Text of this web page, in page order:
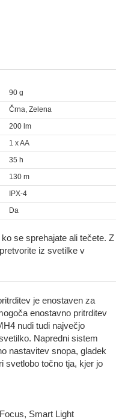
90 g
Črna, Zelena
200 lm
1 x AA
35 h
130 m
IPX-4
Da
se sprehajate ali tečete. Z
iz svetilke v
je enostaven za
enostavno pritrditev
nudi tudi največjo
Napredni sistem
nastavitev snopa, gladek
svetlobo točno tja, kjer jo
Smart Light